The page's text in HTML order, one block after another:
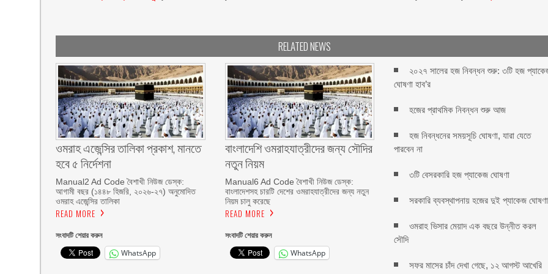
RELATED NEWS
ওমরাহ এজেন্সির তালিকা প্রকাশ, মানতে
হবে ৫ নির্দেশনা
Manual2 Ad Code বৈশাখী নিউজ ডেস্ক:
আগামী বছর (১৪৪৮ হিজরি, ২০২৬-২৭) অনুমোদিত
ওমরাহ এজেন্সির তালিকা
READ MORE
সংবাদটি শেয়ার করুন
WhatsApp
বাংলাদেশি ওমরাহযাত্রীদের জন্য সৌদির
নতুন নিয়ম
Manual6 Ad Code বৈশাখী নিউজ ডেস্ক:
বাংলাদেশসহ চারটি দেশের ওমরাহযাত্রীদের জন্য নতুন
নিয়ম চালু করেছে
READ MORE
সংবাদটি শেয়ার করুন
WhatsApp
২০২৭ সালের হজ নিবন্ধন শুরু: ৩টি হজ
ঘোষণা হাব’র
হজের প্রাথমিক নিবন্ধন শুরু আজ
হজ নিবন্ধনের সময়সূচি ঘোষণা, যারা যেতে
পারবেন না
৩টি বেসরকারি হজ প্যাকেজ ঘোষণা
সরকারি ব্যবস্থাপনায় হজের দুই প্যাকেজ ঘোষণা
ওমরাহ ভিসার মেয়াদ এক বছরে উন্নীত করল
সৌদি
সফর মাসের চাঁদ দেখা গেছে, ১২ আগস্ট আখেরি